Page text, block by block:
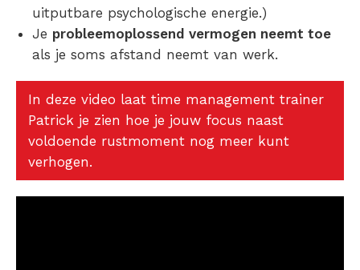
uitputbare psychologische energie.)
Je probleemoplossend vermogen neemt toe
als je soms afstand neemt van werk.
In deze video laat time management trainer
Patrick je zien hoe je jouw focus naast
voldoende rustmoment nog meer kunt
verhogen.